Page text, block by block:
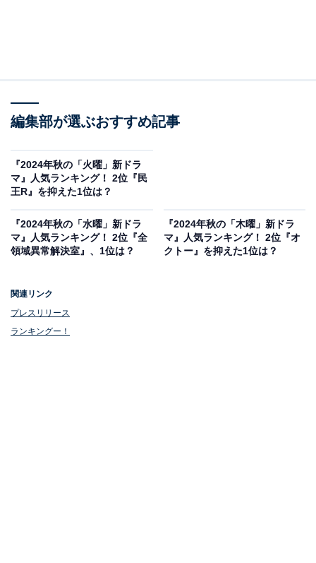
Season2』（テレビ東京系）です。
レビ東京による共同製作連続ドラマ。詐欺師たちの世界
を舞台にした手に汗握るクライムサスペンスです。市原
ね備え、刑期を終えたばかりの詐欺師。大物詐欺師の海
藤周役を陣内孝則さん、刑事の宮部ひかり役を内田理央
さんが演じています。
編集部が選ぶおすすめ記事
『2024年秋の「火曜」新ドラ
マ』人気ランキング！ 2位『民
王R』を抑えた1位は？
『2024年秋の「水曜」新ドラ
マ』人気ランキング！ 2位『全
領域異常解決室』、1位は？
『2024年秋の「木曜」新ドラ
マ』人気ランキング！ 2位『オ
クトー』を抑えた1位は？
関連リンク
プレスリリース
ランキングー！